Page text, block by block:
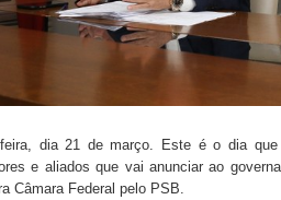
evento de saúde pública do planeta com
na Gestão de Daniella Ribeiro
feira, dia 21 de março. Este é o dia
e aliados que vai anunciar ao
Câmara Federal pelo PSB.